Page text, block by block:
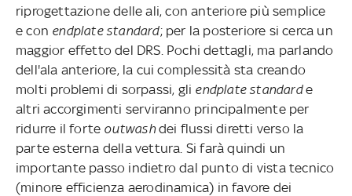
riprogettazione delle ali, con anteriore più semplice
e con endplate standard; per la posteriore si cerca un
maggior effetto del DRS. Pochi dettagli, ma parlando
dell'ala anteriore, la cui complessità sta creando
molti problemi di sorpassi, gli endplate standarde
altri accorgimenti serviranno principalmente per
ridurre il forte outwashdei flussi diretti verso la
parte esterna della vettura. Si farà quindi un
importante passo indietro dal punto di vista tecnico
(minore efficienza aerodinamica) in favore dei